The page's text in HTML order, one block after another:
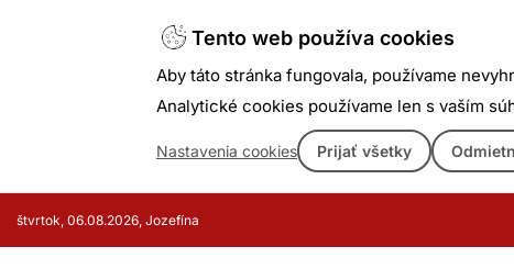
Tento web používa cookies
Aby táto stránka fungovala, používame
Analytické cookies používame len s vaším
Nastavenia cookies Prijať všetky
štvrtok, 06.08.2026, Jozefína